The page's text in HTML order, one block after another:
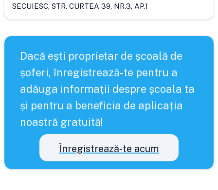
SECUIESC, STR. CURTEA 39, NR.3, AP.1
Dacă ești proprietar de școală de
șoferi, înregistrează-te pentru a
adăuga informații despre școala ta
și pentru a beneficia de aplicația
noastră gratuită!
Înregistrează-te acum